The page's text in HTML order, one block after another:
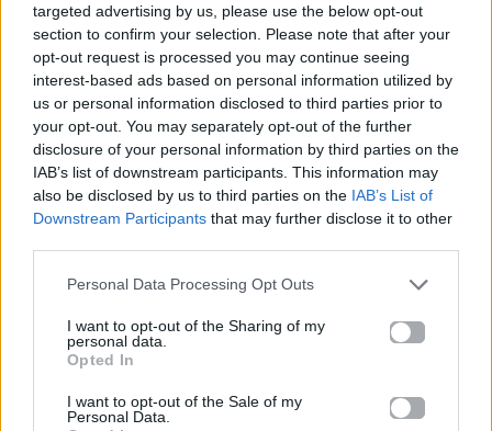
targeted advertising by us, please use the below opt-out
section to confirm your selection. Please note that after your
opt-out request is processed you may continue seeing
interest-based ads based on personal information utilized by
us or personal information disclosed to third parties prior to
your opt-out. You may separately opt-out of the further
disclosure of your personal information by third parties on the
IAB’s list of downstream participants. This information may
also be disclosed by us to third parties on the IAB’s List of
Downstream Participants that may further disclose it to other
Personal Data Processing Opt Outs
I want to opt-out of the Sharing of my
personal data.
Opted In
I want to opt-out of the Sale of my
Personal Data.
News
Πανελλαδικές 2026:
Στην κορυφή των
βαθμολογιών η
Λαρισαία Ιωάννα
Παπακώστα με 19.780
26.06.2026
Corporate News
Μία κάρτα για όλες τις
προνοιακές παροχές!
26.06.2026